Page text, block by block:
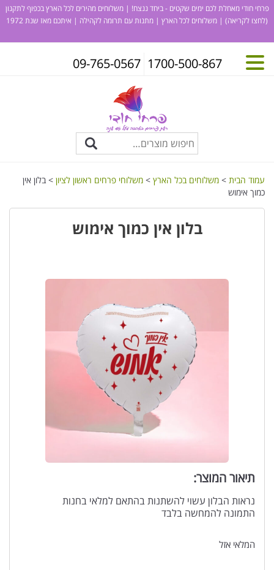
פרחי חודי מאחלת לכם ימים שקטים - ביחד ננצח! | משלוחים מהירים לכל הארץ בכפוף לתקנון
(לחצו לקריאה) | משלוחים לכל הארץ | מתנות עם תרומה לקהילה | איתכם מאז שנת 1972
1700-500-867
09-765-0567
עמוד הבית > משלוחים בכל הארץ > משלוחי פרחים ראשון לציון > בלון אין
כמוך אימוש
בלון אין כמוך אימוש
תיאור המוצר:
נראות הבלון עשוי להשתנות בהתאם למלאי בחנות
התמונה להמחשה בלבד
המלאי אזל